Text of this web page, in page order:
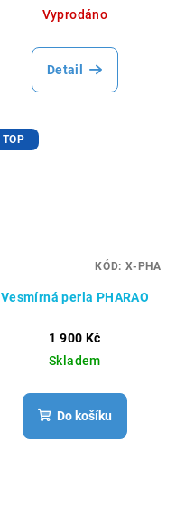
Vyprodáno
Detail
TOP
Vesmírná perla PHARAO
1 900 Kč
Skladem
Do košíku
KÓD: X-PHA